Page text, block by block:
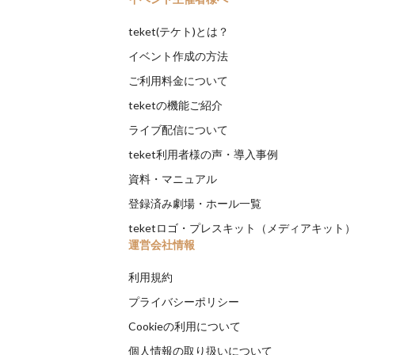
teket(テケト)とは？
イベント作成の方法
ご利用料金について
teketの機能ご紹介
ライブ配信について
teket利用者様の声・導入事例
資料・マニュアル
登録済み劇場・ホール一覧
teketロゴ・プレスキット（メディアキット）
運営会社情報
利用規約
プライバシーポリシー
Cookieの利用について
個人情報の取り扱いについて